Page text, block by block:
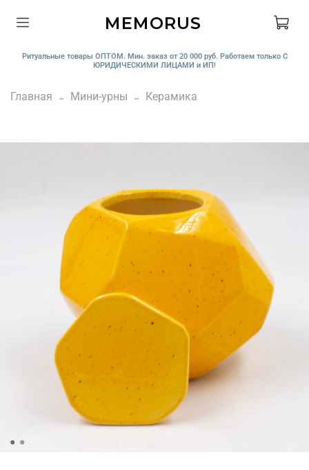
MEMORUS
Ритуальные товары ОПТОМ. Мин. заказ от 20 000 руб. Работаем только С
ЮРИДИЧЕСКИМИ ЛИЦАМИ и ИП!
Главная Мини-урны Керамика